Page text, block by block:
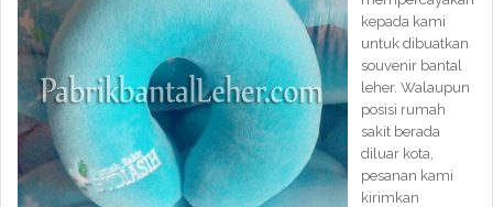
kepada kami
untuk dibuatkan
souvenir bantal
leher. Walaupun
posisi rumah
sakit berada
diluar kota,
pesanan kami
kirimkan